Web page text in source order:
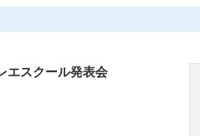
エスクール発表会